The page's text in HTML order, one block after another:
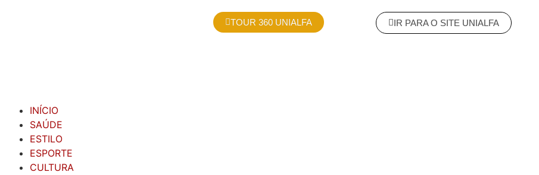
TOUR 360 UNIALFA IR PARA O SITE UNIALFA
INÍCIO
SAÚDE
ESTILO
ESPORTE
CULTURA